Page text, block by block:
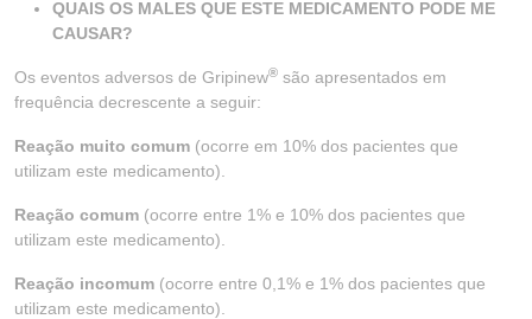
QUAIS OS MALES QUE ESTE MEDICAMENTO PODE ME
CAUSAR?
Os eventos adversos de Gripinew® são apresentados em
frequência decrescente a seguir:
Reação muito comum (ocorre em 10% dos pacientes que
utilizam este medicamento).
Reação comum (ocorre entre 1% e 10% dos pacientes que
utilizam este medicamento).
Reação incomum (ocorre entre 0,1% e 1% dos pacientes que
utilizam este medicamento).